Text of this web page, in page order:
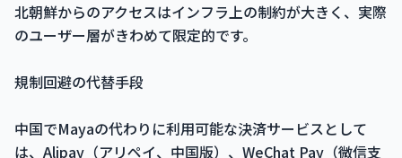
北朝鮮からのアクセスはインフラ上の制約が大きく、実際
のユーザー層がきわめて限定的です。
規制回避の代替手段
中国でMayaの代わりに利用可能な決済サービスとして
は、Alipay（アリペイ、中国版）、WeChat Pay（微信支